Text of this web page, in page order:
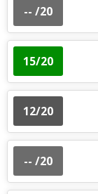
-- /20
15/20
12/20
-- /20